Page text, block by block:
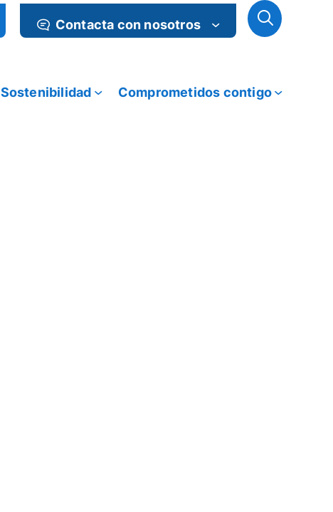
Contacta con nosotros
Sostenibilidad Comprometidos contigo